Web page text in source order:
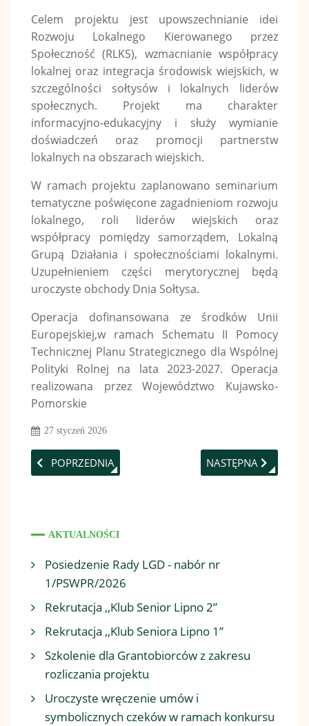
Celem projektu jest upowszechnianie idei
Rozwoju Lokalnego Kierowanego przez
Społeczność (RLKS), wzmacnianie współpracy
lokalnej oraz integracja środowisk wiejskich, w
szczególności sołtysów i lokalnych liderów
społecznych. Projekt ma charakter
informacyjno-edukacyjny i służy wymianie
doświadczeń oraz promocji partnerstw
lokalnych na obszarach wiejskich.
W ramach projektu zaplanowano seminarium
tematyczne poświęcone zagadnieniom rozwoju
lokalnego, roli liderów wiejskich oraz
współpracy pomiędzy samorządem, Lokalną
Grupą Działania i społecznościami lokalnymi.
Uzupełnieniem części merytorycznej będą
uroczyste obchody Dnia Sołtysa.
Operacja dofinansowana ze środków Unii
Europejskiej,w ramach Schematu II Pomocy
Technicznej Planu Strategicznego dla Wspólnej
Polityki Rolnej na lata 2023-2027. Operacja
realizowana przez Województwo Kujawsko-
Pomorskie
27 styczeń 2026
POPRZEDNIA STRONA: ZA NAMI SEMINARIUM LGD PN.
POPRZEDNIA NASTĘPNA
NASTĘPNA
AKTUALNOŚCI
Posiedzenie Rady LGD - nabór nr
1/PSWPR/2026
Rekrutacja ,,Klub Senior Lipno 2”
Rekrutacja ,,Klub Seniora Lipno 1”
Szkolenie dla Grantobiorców z zakresu
rozliczania projektu
Uroczyste wręczenie umów i
symbolicznych czeków w ramach konkursu